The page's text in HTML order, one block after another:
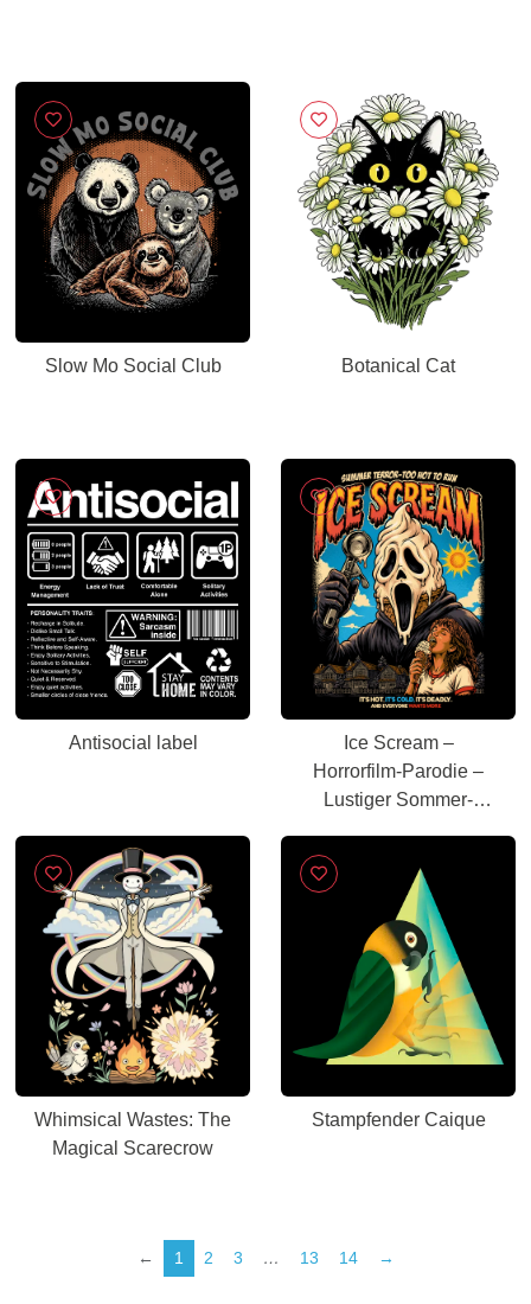
Slow Mo Social Club Botanical Cat
Antisocial label
Ice Scream –
Horrorfilm-Parodie –
Lustiger Sommer-
Whimsical Wastes: The
Magical Scarecrow
Stampfender Caique
← 1 2 3 … 13 14 →